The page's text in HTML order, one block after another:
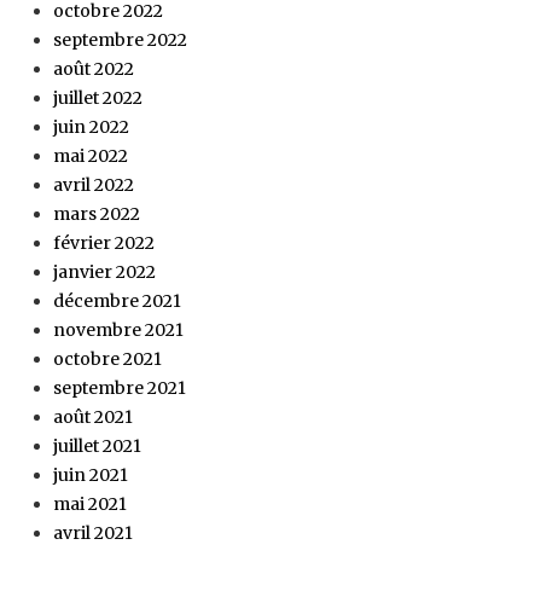
octobre 2022
septembre 2022
août 2022
juillet 2022
juin 2022
mai 2022
avril 2022
mars 2022
février 2022
janvier 2022
décembre 2021
novembre 2021
octobre 2021
septembre 2021
août 2021
juillet 2021
juin 2021
mai 2021
avril 2021